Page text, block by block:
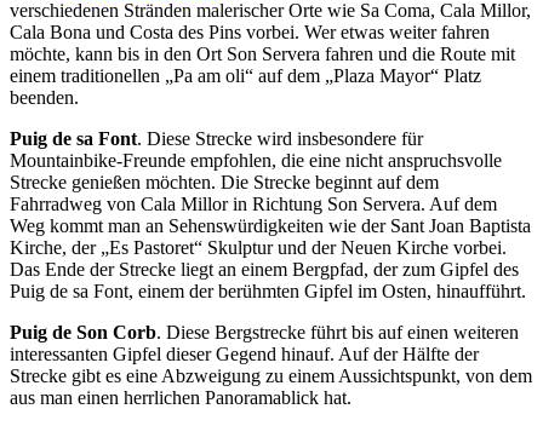
verschiedenen Stränden malerischer Orte wie Sa Coma, Cala Millor,
Cala Bona und Costa des Pins vorbei. Wer etwas weiter fahren
möchte, kann bis in den Ort Son Servera fahren und die Route mit
einem traditionellen „Pa am oli“ auf dem „Plaza Mayor“ Platz
beenden.
Puig de sa Font. Diese Strecke wird insbesondere für
Mountainbike-Freunde empfohlen, die eine nicht anspruchsvolle
Strecke genießen möchten. Die Strecke beginnt auf dem
Fahrradweg von Cala Millor in Richtung Son Servera. Auf dem
Weg kommt man an Sehenswürdigkeiten wie der Sant Joan Baptista
Kirche, der „Es Pastoret“ Skulptur und der Neuen Kirche vorbei.
Das Ende der Strecke liegt an einem Bergpfad, der zum Gipfel des
Puig de sa Font, einem der berühmten Gipfel im Osten, hinaufführt.
Puig de Son Corb. Diese Bergstrecke führt bis auf einen weiteren
interessanten Gipfel dieser Gegend hinauf. Auf der Hälfte der
Strecke gibt es eine Abzweigung zu einem Aussichtspunkt, von dem
aus man einen herrlichen Panoramablick hat.